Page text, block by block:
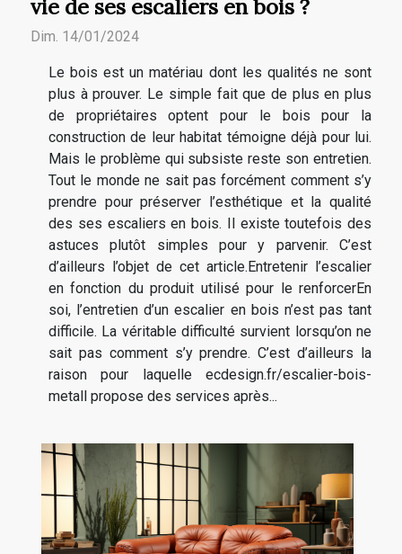
vie de ses escaliers en bois ?
Dim. 14/01/2024
Le bois est un matériau dont les qualités ne sont
plus à prouver. Le simple fait que de plus en plus
de propriétaires optent pour le bois pour la
construction de leur habitat témoigne déjà pour lui.
Mais le problème qui subsiste reste son entretien.
Tout le monde ne sait pas forcément comment s’y
prendre pour préserver l’esthétique et la qualité
des ses escaliers en bois. Il existe toutefois des
astuces plutôt simples pour y parvenir. C’est
d’ailleurs l’objet de cet article.Entretenir l’escalier
en fonction du produit utilisé pour le renforcerEn
soi, l’entretien d’un escalier en bois n’est pas tant
difficile. La véritable difficulté survient lorsqu’on ne
sait pas comment s’y prendre. C’est d’ailleurs la
raison pour laquelle ecdesign.fr/escalier-bois-
metall propose des services après...